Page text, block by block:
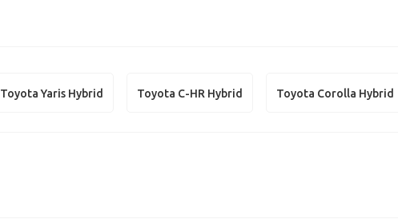
Toyota Yaris Hybrid Toyota C-HR Hybrid Toyota Corolla Hybrid